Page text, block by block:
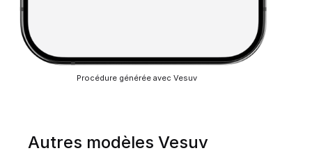
Procédure générée avec Vesuv
Autres modèles Vesuv